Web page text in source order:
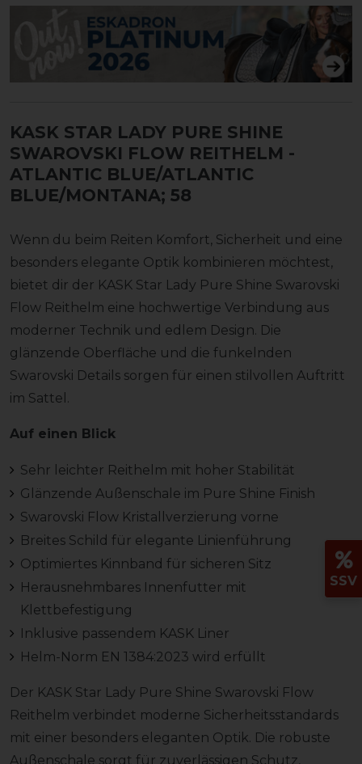
KASK STAR LADY PURE SHINE
SWAROVSKI FLOW REITHELM -
ATLANTIC BLUE/ATLANTIC
BLUE/MONTANA; 58
Wenn du beim Reiten Komfort, Sicherheit und eine
besonders elegante Optik kombinieren möchtest,
bietet dir der KASK Star Lady Pure Shine Swarovski
Flow Reithelm eine hochwertige Verbindung aus
moderner Technik und edlem Design. Die
glänzende Oberfläche und die funkelnden
Swarovski Details sorgen für einen stilvollen Auftritt
im Sattel.
Auf einen Blick
Sehr leichter Reithelm mit hoher Stabilität
Glänzende Außenschale im Pure Shine Finish
Swarovski Flow Kristallverzierung vorne
Breites Schild für elegante Linienführung
Optimiertes Kinnband für sicheren Sitz
Herausnehmbares Innenfutter mit
Klettbefestigung
Inklusive passendem KASK Liner
Helm-Norm EN 1384:2023 wird erfüllt
Der KASK Star Lady Pure Shine Swarovski Flow
Reithelm verbindet moderne Sicherheitsstandards
mit einer besonders eleganten Optik. Die robuste
Außenschale sorgt für zuverlässigen Schutz,
SSV